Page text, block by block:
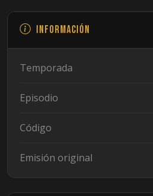
Información
Temporada
Episodio
Código
Emisión original